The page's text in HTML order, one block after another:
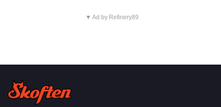
▼ Ad by Refinery89